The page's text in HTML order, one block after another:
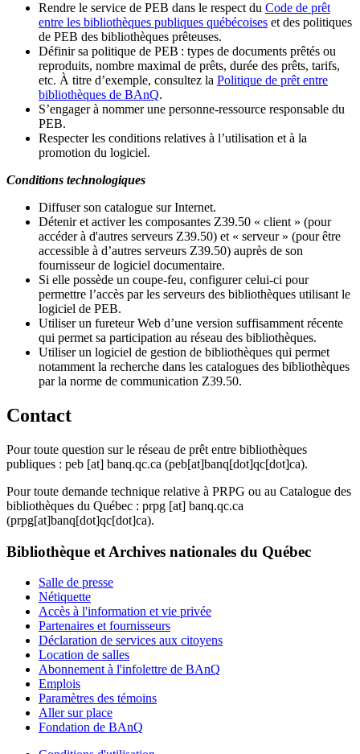
Rendre le service de PEB dans le respect du Code de prêt
entre les bibliothèques publiques québécoises et des politiques
de PEB des bibliothèques prêteuses.
Définir sa politique de PEB : types de documents prêtés ou
reproduits, nombre maximal de prêts, durée des prêts, tarifs,
etc. À titre d’exemple, consultez la Politique de prêt entre
bibliothèques de BAnQ.
S’engager à nommer une personne-ressource responsable du
PEB.
Respecter les conditions relatives à l’utilisation et à la
promotion du logiciel.
Conditions technologiques
Diffuser son catalogue sur Internet.
Détenir et activer les composantes Z39.50 « client » (pour
accéder à d'autres serveurs Z39.50) et « serveur » (pour être
accessible à d’autres serveurs Z39.50) auprès de son
fournisseur de logiciel documentaire.
Si elle possède un coupe-feu, configurer celui-ci pour
permettre l’accès par les serveurs des bibliothèques utilisant le
logiciel de PEB.
Utiliser un fureteur Web d’une version suffisamment récente
qui permet sa participation au réseau des bibliothèques.
Utiliser un logiciel de gestion de bibliothèques qui permet
notamment la recherche dans les catalogues des bibliothèques
par la norme de communication Z39.50.
Contact
Pour toute question sur le réseau de prêt entre bibliothèques
publiques : peb [at] banq.qc.ca (peb[at]banq[dot]qc[dot]ca).
Pour toute demande technique relative à PRPG ou au Catalogue des
bibliothèques du Québec : prpg [at] banq.qc.ca
(prpg[at]banq[dot]qc[dot]ca).
Bibliothèque et Archives nationales du Québec
Salle de presse
Nétiquette
Accès à l'information et vie privée
Partenaires et fournisseurs
Déclaration de services aux citoyens
Location de salles
Abonnement à l'infolettre de BAnQ
Emplois
Paramètres des témoins
Aller sur place
Fondation de BAnQ